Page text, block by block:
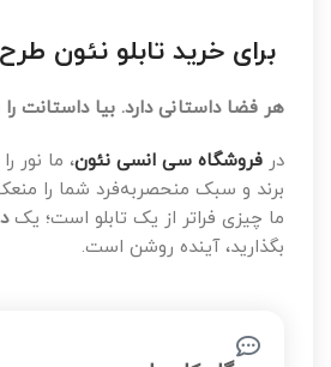
برای خرید تابلو نئون
هر فضا داستانی دارد. بیا داستانت را
در فروشگاه سی انسی نئون، ما نور
برند و سبک منحصربه‌فرد شما را
ما چیزی فراتر از یک تابلو است؛ یک
بگذارید، آینده روشن است.